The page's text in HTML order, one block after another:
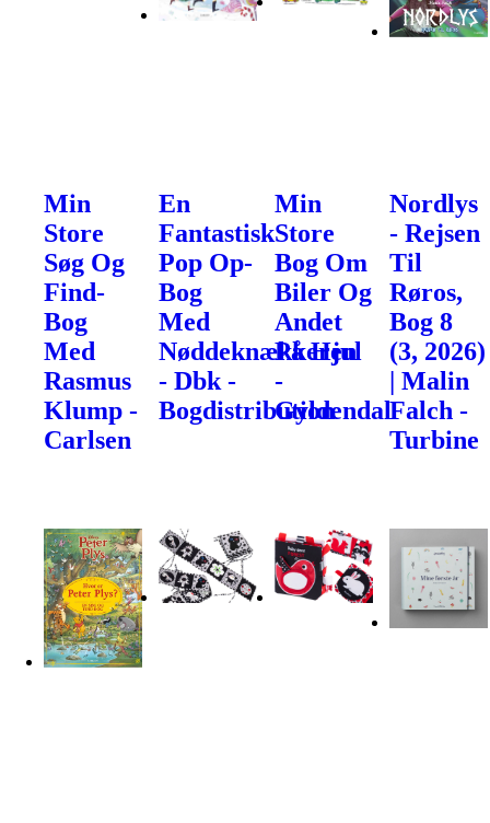
Min
Store
Søg Og
Find-
Bog
Med
Rasmus
Klump -
Carlsen
En
Fantastisk
Pop Op-
Bog
Med
Nøddeknækkeren
- Dbk -
Bogdistribution
Min
Store
Bog Om
Biler Og
Andet
På Hjul
-
Gyldendal
Nordlys
- Rejsen
Til
Røros,
Bog 8
(3, 2026)
| Malin
Falch -
Turbine